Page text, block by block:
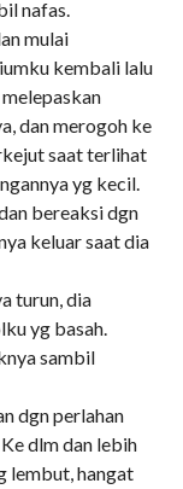
nafas.
mulai
kembali lalu
dan merogoh ke
saat terlihat
yg kecil.
bereaksi dgn
keluar saat dia
turun, dia
yg basah.
sambil
dgn perlahan
dlm dan lebih
lembut, hangat